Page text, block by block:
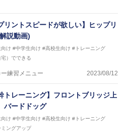
る。
やセミナー、専門学校などの教育機関
するなど後進育成にも力を入れている。
健康な人生をサポートする」を企業理念
世の中の人々の『健康』をあらゆる方向
し、一人一人の「楽しく、豊かに、生き
る、そんな『健康な人生』をサポートし
リントスピードが欲しい】ヒップリ
説動画)
け #中学生向け #高校生向け #トレーニング
）でできる
練習メニュー 2023/08/12
トレーニング】フロントブリッジ上
ードドッグ
け #中学生向け #高校生向け #トレーニング
ングアップ